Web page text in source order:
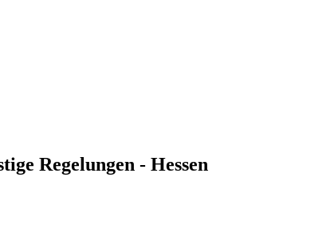
Regelungen - Hessen